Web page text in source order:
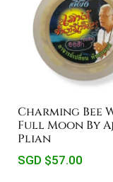
Charming Bee
Full Moon By
Plian
SGD $57.00